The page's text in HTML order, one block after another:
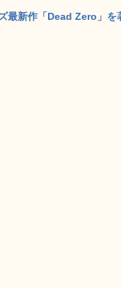
最新作「Dead Zero」